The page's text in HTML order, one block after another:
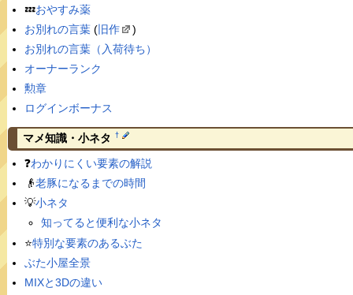
💤おやすみ薬
お別れの言葉(旧作
)
お別れの言葉（入荷待ち）
オーナーランク
勲章
ログインボーナス
マメ知識・小ネタ †
❓わかりにくい要素の解説
👴老豚になるまでの時間
💡小ネタ
知ってると便利な小ネタ
⭐️特別な要素のあるぶた
ぶた小屋全景
MIXと3Dの違い